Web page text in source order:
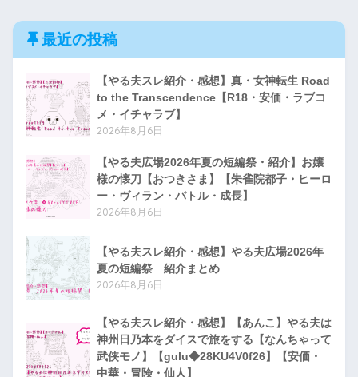
最近の投稿
【やる夫スレ紹介・感想】真・女神転生 Road
to the Transcendence【R18・安価・ラブコ
メ・イチャラブ】
2026年8月6日
【やる夫広場2026年夏の短編祭・紹介】お嬢
様の懐刀【おつきさま】【朱雀院都子・ヒーロ
ー・ヴィラン・バトル・成長】
2026年8月6日
【やる夫スレ紹介・感想】やる夫広場2026年
夏の短編祭 紹介まとめ
2026年8月6日
【やる夫スレ紹介・感想】【あんこ】やる夫は
神州日乃本をダイスで旅をする【なんちゃって
武侠モノ】【gulu◆28KU4V0f26】【安価・
中華・冒険・仙人】